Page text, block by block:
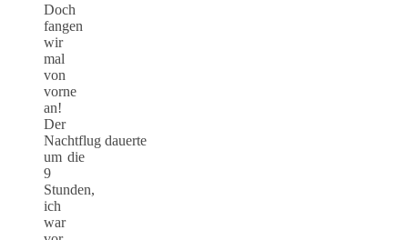
Doch
fangen
wir
mal
von
vorne
an!
Der
Nachtflug dauerte
um die
9
Stunden,
ich
war